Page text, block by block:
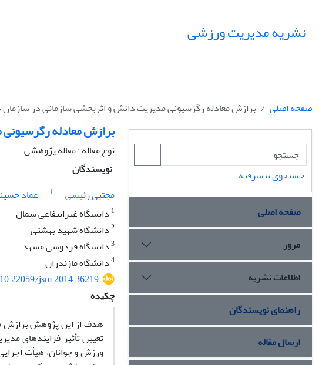
نشریه مدیریت ورزشی
صفحه اصلی برازش معادله رگرسیونی مدیریت دانش و اثربخشی سازمانی در
برازش معادله
نوع مقاله : مقاله پژوهشی
نویسندگان
مجتبی رئیسی
1 عماد
1 دانشگاه غیرانتفاعی شمال
2دانشگاه شهید بهشتی
3دانشگاه فردوسی مشهد
4دانشگاه مازندران
jsm.2014.36219
چکیده
هدف از این پژوهش برازش
تعیین تأثیر فرایندهای
ورزش و جوانان، هیأت
جستجوی پیشرفته
صفحه اصلی
مرور
اطلاعات نشریه
راهنمای نویسندگان
ارسال مقاله